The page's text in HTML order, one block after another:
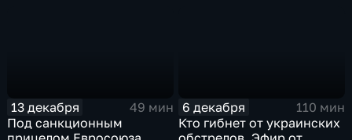
13 декабря
49 мин
Под санкционным
6 декабря
110 мин
Кто гибнет от украинских